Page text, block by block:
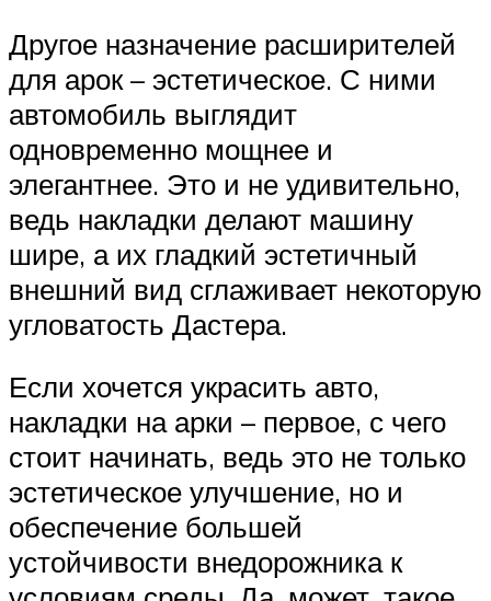
Другое назначение расширителей
для арок – эстетическое. С ними
автомобиль выглядит
одновременно мощнее и
элегантнее. Это и не удивительно,
ведь накладки делают машину
шире, а их гладкий эстетичный
внешний вид сглаживает некоторую
угловатость Дастера.
Если хочется украсить авто,
накладки на арки – первое, с чего
стоит начинать, ведь это не только
эстетическое улучшение, но и
обеспечение большей
устойчивости внедорожника к